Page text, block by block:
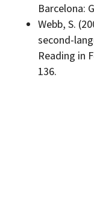
Barcelona:
Webb, S.
second-
Reading in
136.